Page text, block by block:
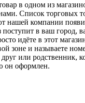
в одном из
Список торговых
нашей компании
поступит в ваш город,
идёте в этот
зоне и называете
или родственник,
он оформлен.